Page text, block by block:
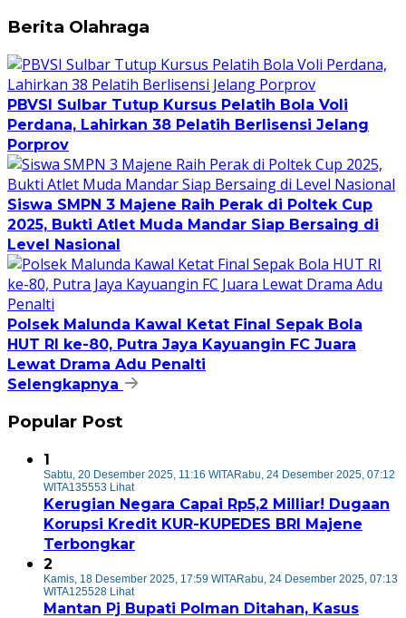
Berita Olahraga
PBVSI Sulbar Tutup Kursus Pelatih Bola Voli
Perdana, Lahirkan 38 Pelatih Berlisensi Jelang
Porprov
Siswa SMPN 3 Majene Raih Perak di Poltek Cup
2025, Bukti Atlet Muda Mandar Siap Bersaing di
Level Nasional
Polsek Malunda Kawal Ketat Final Sepak Bola
HUT RI ke-80, Putra Jaya Kayuangin FC Juara
Lewat Drama Adu Penalti
Selengkapnya
Popular Post
1
Sabtu, 20 Desember 2025, 11:16 WITARabu, 24 Desember 2025, 07:12
WITA135553 Lihat
Kerugian Negara Capai Rp5,2 Milliar! Dugaan
Korupsi Kredit KUR-KUPEDES BRI Majene
Terbongkar
2
Kamis, 18 Desember 2025, 17:59 WITARabu, 24 Desember 2025, 07:13
WITA125528 Lihat
Mantan Pj Bupati Polman Ditahan, Kasus